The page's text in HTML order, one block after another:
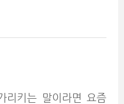
리키는 말이라면 요즘